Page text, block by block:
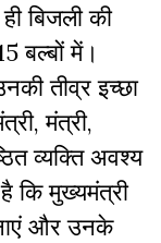
बिजली की
बल्बों में।
तीव्र इच्छा
मंत्री,
व्यक्ति अवश्य
कि मुख्यमंत्री
और उनके